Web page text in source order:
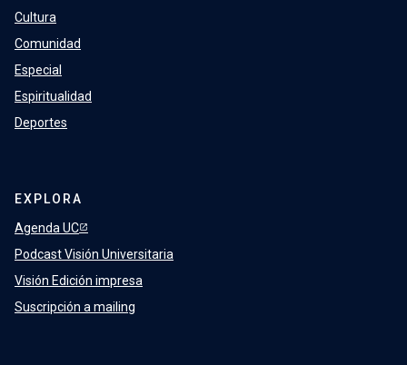
Cultura
Comunidad
Especial
Espiritualidad
Deportes
EXPLORA
Agenda UC
Podcast Visión Universitaria
Visión Edición impresa
Suscripción a mailing